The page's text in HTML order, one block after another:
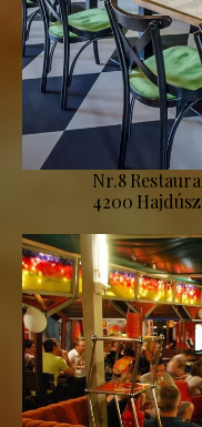
Nr.8
4200